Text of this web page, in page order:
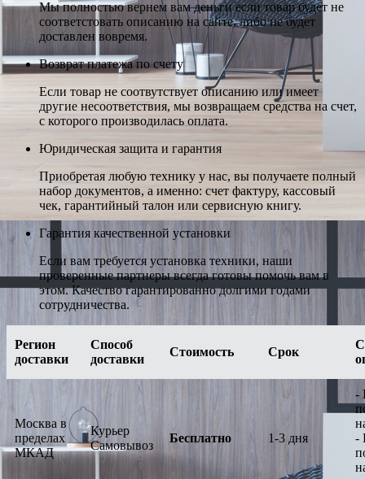
Мы полностью вернем вам деньги если товар будет не
соответстовать описанию на сайте, либо не будет
доставлен вовремя.
Возврат платежа по счету
Если товар не соотвутствует описанию или имеет
другие несоответствия, мы возвращаем средства на счет,
с которого производилась оплата.
Юридическая защита и гарантия
Приобретая любую технику у нас, вы получаете полный
набор документов, а именно: счет фактуру, кассовый
чек, гарантийный талон или сервисную книгу.
Гарантия качественной установки
Если вам требуется установка техники, наши
проверенные партнеры всегда готовы помочь вам в
этом. Качество гарантированно долгими годами
сотрудничества.
Регион
доставки
Способ
доставки
Стоимость Срок
Москва в
пределах
МКАД
Курьер
Самовывоз
Бесплатно 1-3 дня
-
-